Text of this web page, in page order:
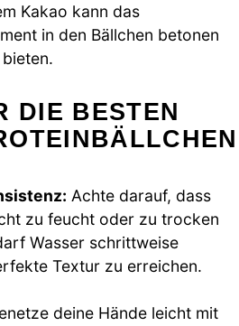
Kakao kann das
in den Bällchen betonen
DIE BESTEN
Achte darauf, dass
zu feucht oder zu trocken
Wasser schrittweise
Textur zu erreichen.
deine Hände leicht mit